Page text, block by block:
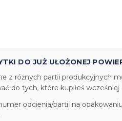
DO JUŻ UŁOŻONEJ
z różnych partii produkcyjnych
do tych, które kupiłeś
odcienia/partii na